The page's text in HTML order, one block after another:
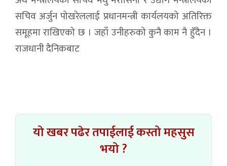
सचिव अर्जुन पोखरेललाई प्रधानमन्त्री कार्यलयको अतिरिक्त
समूहमा राखिएको छ । जहाँ उनीहरुको कुनै काम नै हुँदैन ।
राजधानी दैनिकबाट
यो खबर पढेर तपाईलाई कस्तो महसुस
भयो ?